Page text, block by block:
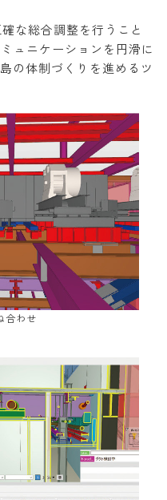
な総合調整を行うこと
ュニケーションを円滑に
の体制づくりを進めるツ
合わせ